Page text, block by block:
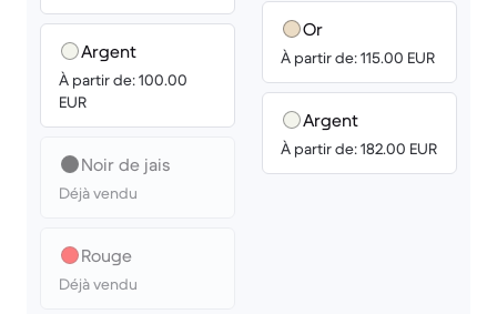
Argent
À partir de: 100.00
EUR
Noir de jais
Déjà vendu
Rouge
Déjà vendu
Or
À partir de: 115.00 EUR
Argent
À partir de: 182.00 EUR